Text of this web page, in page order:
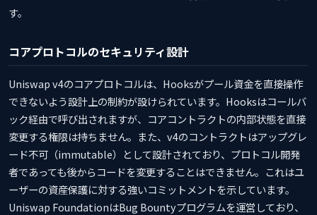
す。
コアプロトコルのセキュリティ設計
Uniswap v4のコアプロトコルは、Hooksがプール資金を直接操作
できないよう設計上の制約が設けられています。Hooksはコールバ
ック経由で呼び出されますが、コアコントラクトの内部状態を直接
変更する権限は持ちません。また、v4のコントラクトはアップグレ
ード不可（immutable）として設計されており、プロトコル開発
者であっても後からコードを変更することはできません。これはユ
ーザーの資産保護に対する強いコミットメントを示しています。
Uniswap FoundationはBug Bountyプログラムを運営しており、